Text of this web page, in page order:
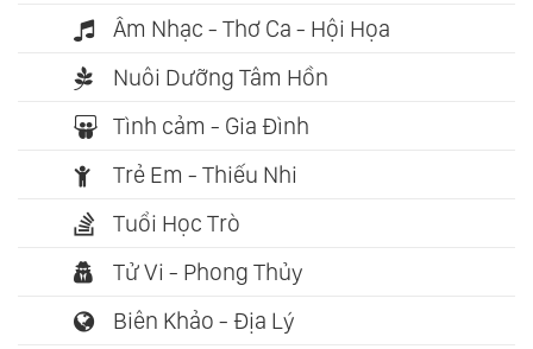
Âm Nhạc - Thơ Ca - Hội Họa
Nuôi Dưỡng Tâm Hồn
Tình cảm - Gia Đình
Trẻ Em - Thiếu Nhi
Tuổi Học Trò
Tử Vi - Phong Thủy
Biên Khảo - Địa Lý